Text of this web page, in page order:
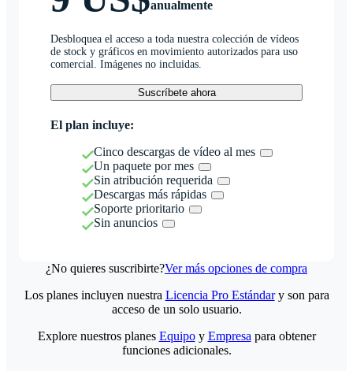
anualmente
Desbloquea el acceso a toda nuestra colección de vídeos
de stock y gráficos en movimiento autorizados para uso
comercial. Imágenes no incluidas.
Suscríbete ahora
El plan incluye:
Cinco descargas de vídeo al mes
Un paquete por mes
Sin atribución requerida
Descargas más rápidas
Soporte prioritario
Sin anuncios
¿No quieres suscribirte?Ver más opciones de compra
Los planes incluyen nuestra Licencia Pro Estándary son para
acceso de un solo usuario.
Explore nuestros planes Equipoy Empresa para obtener
funciones adicionales.